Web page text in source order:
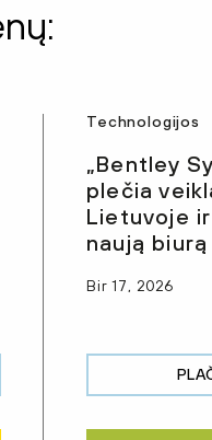
Technologijos
„Bentley
plečia
Lietuvoje
naują
Bir 17, 2026